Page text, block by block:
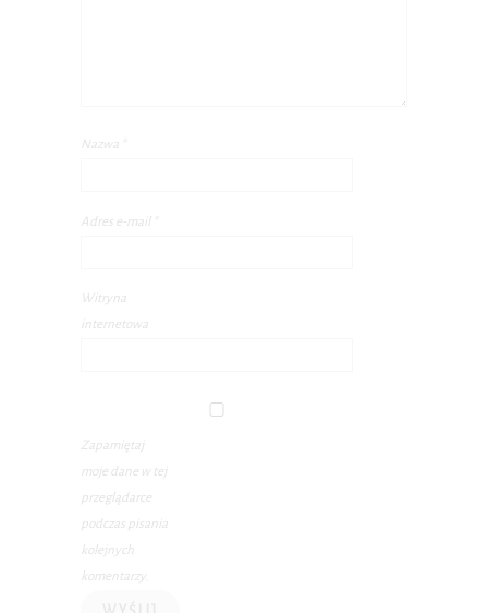
Nazwa
Adres e-mail
Witryna
internetowa
Zapamiętaj
moje dane w tej
przeglądarce
podczas pisania
kolejnych
komentarzy.